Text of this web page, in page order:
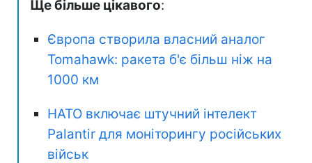
Ще більше цікавого:
Європа створила власний аналог
Tomahawk: ракета б'є більш ніж на
1000 км
НАТО включає штучний інтелект
Palantir для моніторингу російських
військ